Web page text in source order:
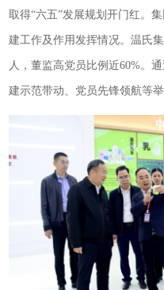
取得“六五”发展规划开门红。
建工作及作用发挥情况。温氏
人，董监高党员比例近60%。
建示范带动、党员先锋领航等